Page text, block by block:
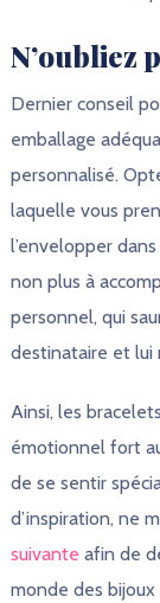
N’oubliez
Dernier conseil
emballage
personnalisé.
laquelle vous
l’envelopper
non plus à
personnel, qui
destinataire et lui
Ainsi, les
émotionnel fort
de se sentir
d’inspiration, ne
suivante afin de
monde des bijoux